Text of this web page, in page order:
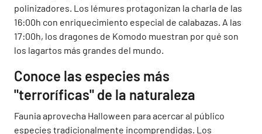
polinizadores. Los lémures protagonizan la charla de las
16:00h con enriquecimiento especial de calabazas. A las
17:00h, los dragones de Komodo muestran por qué son
los lagartos más grandes del mundo.
Conoce las especies más
"terroríficas" de la naturaleza
Faunia aprovecha Halloween para acercar al público
especies tradicionalmente incomprendidas. Los